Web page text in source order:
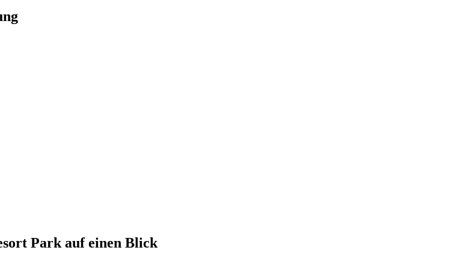
Park auf einen Blick